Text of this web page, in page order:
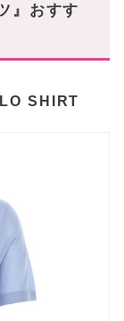
』おすす
SHIRT